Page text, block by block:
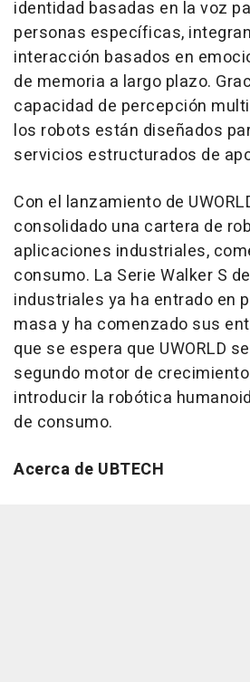
identidad basadas en la voz
personas específicas,
interacción basados en
de memoria a largo plazo.
capacidad de percepción
los robots están diseñados
servicios estructurados de
Con el lanzamiento de
consolidado una cartera de
aplicaciones industriales,
consumo. La Serie Walker S
industriales ya ha entrado en
masa y ha comenzado sus
que se espera que UWORLD
segundo motor de
introducir la robótica
de consumo.
Acerca de UBTECH